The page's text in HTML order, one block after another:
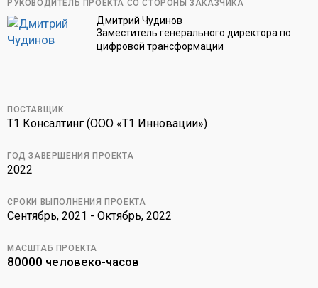
РУКОВОДИТЕЛЬ ПРОЕКТА СО СТОРОНЫ ЗАКАЗЧИКА
Дмитрий Чудинов
Заместитель генерального директора по
цифровой трансформации
ПОСТАВЩИК
Т1 Консалтинг (ООО «‎Т1 Инновации»‎)
ГОД ЗАВЕРШЕНИЯ ПРОЕКТА
2022
СРОКИ ВЫПОЛНЕНИЯ ПРОЕКТА
Сентябрь, 2021 - Октябрь, 2022
МАСШТАБ ПРОЕКТА
80000 человеко-часов